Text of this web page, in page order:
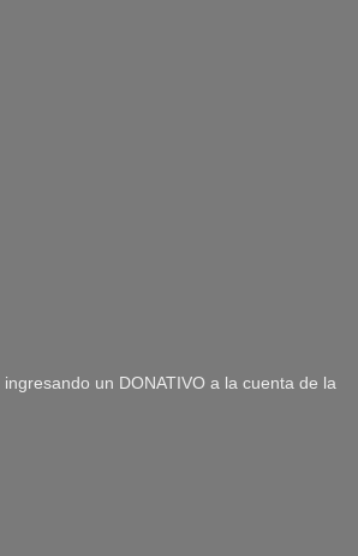
ingresando un DONATIVO a la cuenta de la